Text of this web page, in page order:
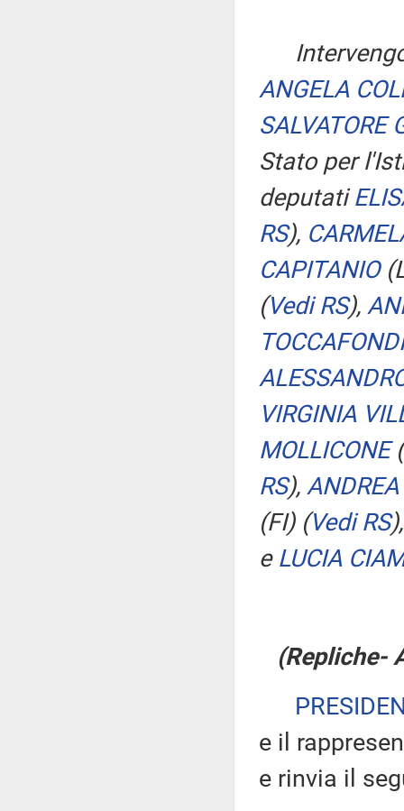
ANGELA
SALVATORE
Stato per
deputati
RS),
CAPITANIO
(Vedi RS),
TOCCAFONDI
VIRGINIA
MOLLICONE
RS), ANDREA
(FI) (Vedi RS)
e LUCIA
(Repliche-
e il
e rinvia il